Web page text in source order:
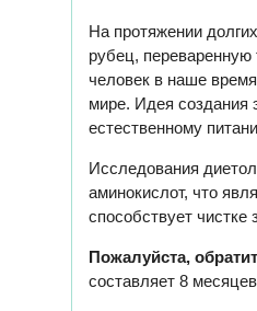
На протяжении
рубец,
человек в наше
мире. Идея создания
естественному
Исследования
аминокислот, что
способствует чистке
Пожалуйста,
составляет 8